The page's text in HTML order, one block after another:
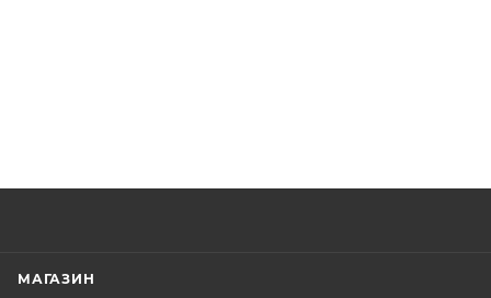
МАГАЗИН